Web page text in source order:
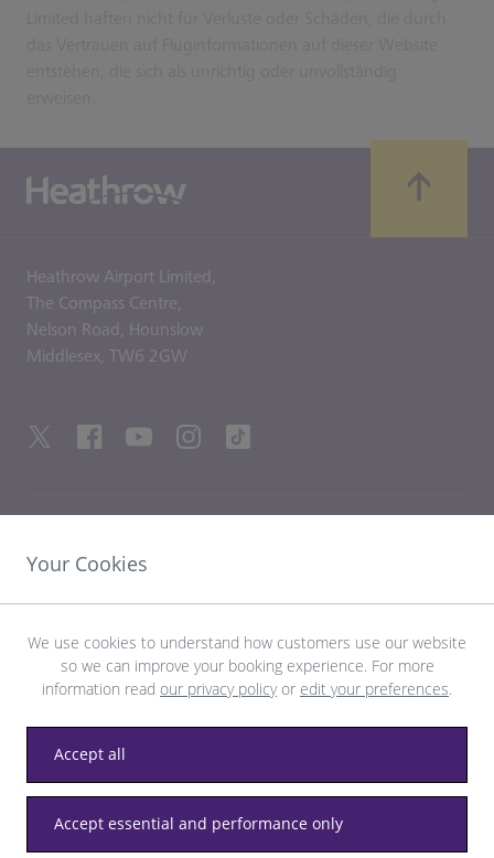
Heathrow Airport Limited,
The Compass Centre,
Nelson Road, Hounslow
Middlesex, TW6 2GW
Laden Sie die LHR-App herunter
Datenschutz Allgemeine Geschäftsbedingungen
Your Cookies
We use cookies to understand how customers use our website
so we can improve your booking experience. For more
information read our privacy policyor edit your preferences.
Accept all
Accept essential and performance only